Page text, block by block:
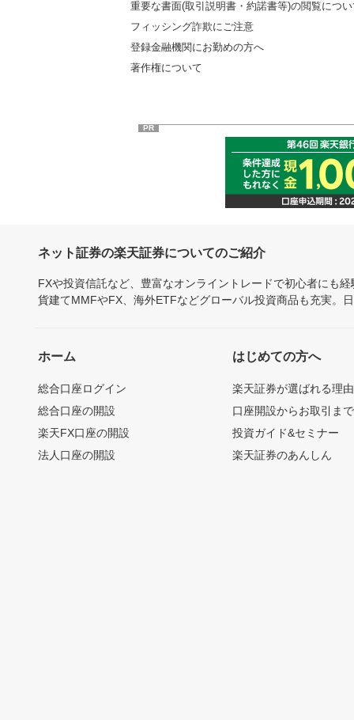
重要な書面(取引説明書・約諾書等)の閲覧につ
フィッシング詐欺にご注意
登録金融機関にお勤めの方へ
著作権について
PR
ネット証券の楽天証券についてのご紹介
FXや投資信託など、豊富なオンライントレードで初心者にも
貨建てMMFやFX、海外ETFなどグローバル投資商品も充実。
ホーム
総合口座ログイン
総合口座の開設
楽天FX口座の開設
法人口座の開設
はじめての方へ
楽天証券が選ばれる理由
口座開設からお取引ま
投資ガイド&セミナー
楽天証券のあんしん